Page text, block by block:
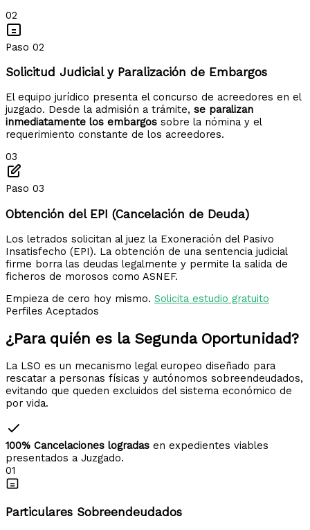
02
Paso 02
Solicitud Judicial y Paralización de Embargos
El equipo jurídico presenta el concurso de acreedores en el
juzgado. Desde la admisión a trámite, se paralizan
inmediatamente los embargos sobre la nómina y el
requerimiento constante de los acreedores.
03
Paso 03
Obtención del EPI (Cancelación de Deuda)
Los letrados solicitan al juez la Exoneración del Pasivo
Insatisfecho (EPI). La obtención de una sentencia judicial
firme borra las deudas legalmente y permite la salida de
ficheros de morosos como ASNEF.
Empieza de cero hoy mismo. Solicita estudio gratuito
Perfiles Aceptados
¿Para quién es la Segunda Oportunidad?
La LSO es un mecanismo legal europeo diseñado para
rescatar a personas físicas y autónomos sobreendeudados,
evitando que queden excluidos del sistema económico de
por vida.
100% Cancelaciones logradas en expedientes viables
presentados a Juzgado.
01
Particulares Sobreendeudados